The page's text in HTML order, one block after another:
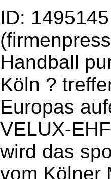
ID: 1495145
Handball
Köln ?
Europas
VELUX-
wird das
vom Kölner